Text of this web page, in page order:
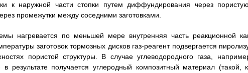
к наружной части стопки путем диффундирования через
промежутки между соседними заготовками.
нагревается по меньшей мере внутренняя часть реакционной
заготовок тормозных дисков газ-реагент подвергается
пористой структуры. В случае углеводородного газа,
результате получается углеродный композитный материал (такой,